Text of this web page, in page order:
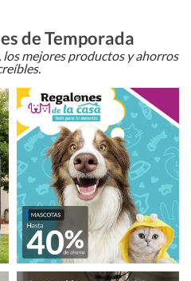
de Temporada
los mejores productos y ahorros